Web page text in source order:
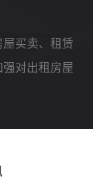
买卖、租赁
对出租房屋